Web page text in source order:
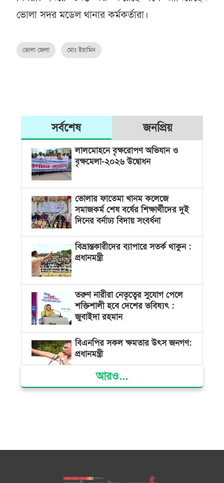
ভোলা সদর মডেল থানার কর্মকর্তারা।
ভোলা জেলা মোঃ ইয়ামিন
সর্বশেষ জনপ্রিয়
লালমোহনে বৃক্ষরোপণ অভিযান ও
বৃক্ষমেলা-২০২৬ উদ্বোধন
ভোলার ফাতেমা খানম কলেজে
সমাজকর্ম শেষ বর্ষের শিক্ষার্থীদের দুই
দিনের বর্নাঢ্য বিদায় সংবর্ধনা
বিভ্রান্তকারীদের ব্যাপারে সতর্ক থাকুন :
প্রধানমন্ত্রী
তরুণ নারীরা নেতৃত্বের সুযোগ পেলে
শক্তিশালী হবে দেশের ভবিষ্যৎ :
জুবাইদা রহমান
বিএনপির সকল ক্ষমতার উৎস জনগণ:
প্রধানমন্ত্রী
বিরোধীদল হাসিনার ভাষায় কথা বলা
সংগ্রহ করেছে বিএনপি
আরও...